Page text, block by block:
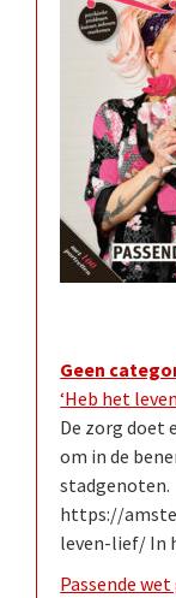
Geen
‘Heb het
De zorg doet
om in de
stadgenoten.
https://
leven-lief/ In
Passende